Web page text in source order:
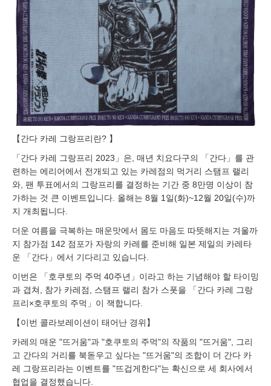
【간다 카레 그랑프리란? 】
「간다 카레 그랑프리 2023」은, 매년 치요다구의 「간다」를 관
련하는 에리어에서 전개되고 있는 카레점의 먹거리 스탬프 랠리
와, 팬 투표에서의 그랑프리를 결정하는 기간 중 8만명 이상이 참
가하는 것 큰 이벤트입니다. 올해는 8월 1일(화)~12월 20일(수)까
지 개최됩니다.
더운 여름을 극복하는 매운맛에서 몸도 마음도 따뜻해지는 겨울까
지 참가점 142 점포가 자랑의 카레를 준비해 일본 제일의 카레타
운 「간다」에서 기다리고 있습니다.
이번은 「호쿠토의 주먹 40주년」이라고 하는 기념해야 할 타이밍
과 겹쳐, 참가 카레점, 스탬프 랠리 참가 스폿을 「간다 카레 그랑
프리×호쿠토의 주먹」이 잭합니다.
【이번 콜라보레이션이 태어난 경위】
카레의 매운 "뜨거움"과 "호쿠토의 주먹"의 작품의 "뜨거움", 그리
고 간다의 거리를 북돋우고 싶다는 "뜨거움"의 조합이 더 간다 카
레 그랑프리라는 이벤트를 "뜨겁게한다"는 확신으로 세 회사에서
협업을 결정했습니다.